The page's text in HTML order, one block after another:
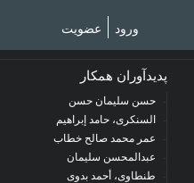
ورود عضویت
پدیدآوران همکار
حسن سلیمان حسن
السنکری، حامد إبراهیم
عمر محمد صالح خطاب
عبدالمحسن سلیمان
طنطاوی، أحمد بدوی